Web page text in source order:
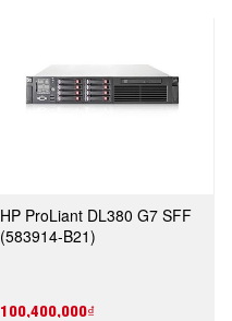
HP ProLiant DL380 G7 SFF
(583914-B21)
100,400,000₫